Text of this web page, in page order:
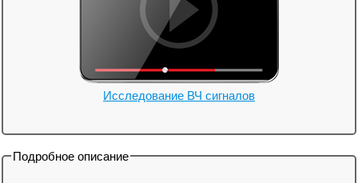
Исследование ВЧ сигналов
Подробное описание